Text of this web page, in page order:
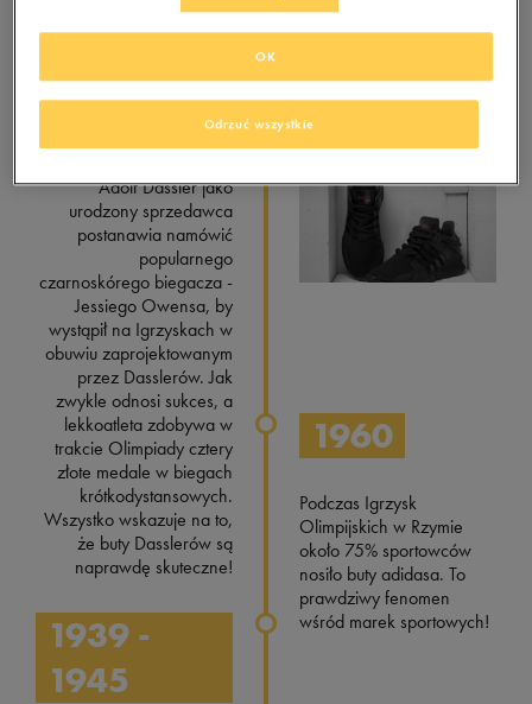
płótna z namiotu i gumy ze
1936
Adolf Dassler jako
urodzony sprzedawca
postanawia namówić
popularnego
czarnoskórego biegacza -
Jessiego Owensa, by
wystąpił na Igrzyskach w
obuwiu zaprojektowanym
przez Dasslerów. Jak
zwykle odnosi sukces, a
lekkoatleta zdobywa w
trakcie Olimpiady cztery
złote medale w biegach
krótkodystansowych.
Wszystko wskazuje na to,
że buty Dasslerów są
naprawdę skuteczne!
1939 -
1945
1960
Podczas Igrzysk
Olimpijskich w Rzymie
około 75% sportowców
nosiło buty adidasa. To
prawdziwy fenomen
wśród marek sportowych!
Odrzuć wszystkie
OK